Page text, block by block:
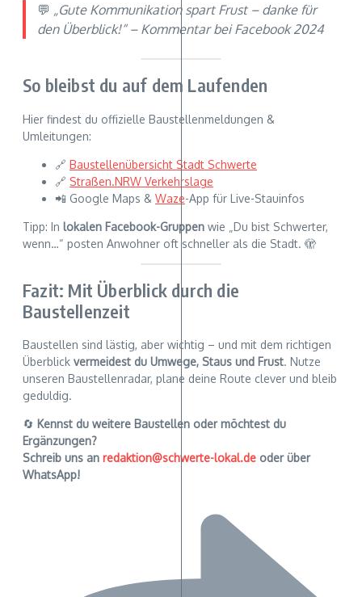
💬 „Gute Kommunikation spart Frust – danke für
den Überblick!“ – Kommentar bei Facebook 2024
So bleibst du auf dem Laufenden
Hier findest du offizielle Baustellenmeldungen &
Umleitungen:
🔗 Baustellenübersicht Stadt Schwerte
🔗 Straßen.NRW Verkehrslage
📲 Google Maps & Waze-App für Live-Stauinfos
Tipp: In lokalen Facebook-Gruppen wie „Du bist Schwerter,
wenn…“ posten Anwohner oft schneller als die Stadt. 🫣
Fazit: Mit Überblick durch die
Baustellenzeit
Baustellen sind lästig, aber wichtig – und mit dem richtigen
Überblick vermeidest du Umwege, Staus und Frust. Nutze
unseren Baustellenradar, plane deine Route clever und bleib
geduldig.
🔄 Kennst du weitere Baustellen oder möchtest du
Ergänzungen?
Schreib uns an redaktion@schwerte-lokal.de oder über
WhatsApp!